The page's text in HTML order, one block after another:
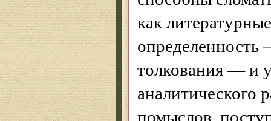
как
толкования — и
аналитического
помыслов,